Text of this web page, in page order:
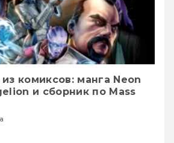
комиксов: манга Neon
и сборник по Mass